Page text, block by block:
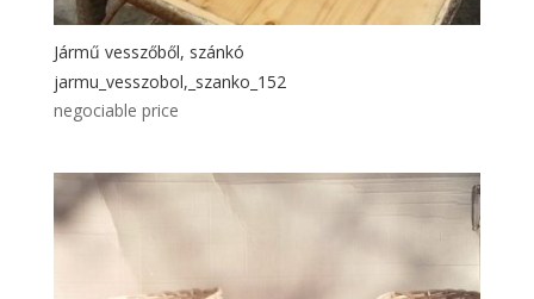
Jármű vesszőből, szánkó
jarmu_vesszobol,_szanko_152
negociable price